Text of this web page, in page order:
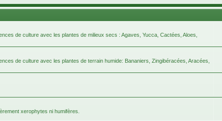
de culture avec les plantes de milieux secs : Agaves, Yucca, Cactées, Aloes,
de culture avec les plantes de terrain humide: Bananiers, Zingibéracées, Aracées,
xerophytes ni humifères.